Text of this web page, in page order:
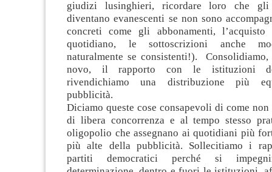
giudizi lusinghieri, ricordare loro che gli
diventano evanescenti se non sono
concreti come gli abbonamenti,
quotidiano, le sottoscrizioni anche
naturalmente se consistenti!).
novo, il rapporto con le istituzioni
rivendichiamo una distribuzione più
pubblicità.
Diciamo queste cose consapevoli di come non
di libera concorrenza e al tempo stesso
oligopolio che assegnano ai quotidiani più
più alte della pubblicità. Sollecitiamo i
partiti democratici perché si